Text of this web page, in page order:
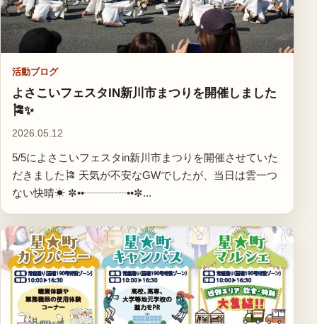
活動ブログ
よさこいフェスタIN新川市まつりを開催しました
🎏✨
2026.05.12
5/5によさこいフェスタin新川市まつりを開催させていた
だきました🎏 天気が不安なGWでしたが、当日は雲一つ
ない快晴☀ ✼••┈┈┈┈••✼...